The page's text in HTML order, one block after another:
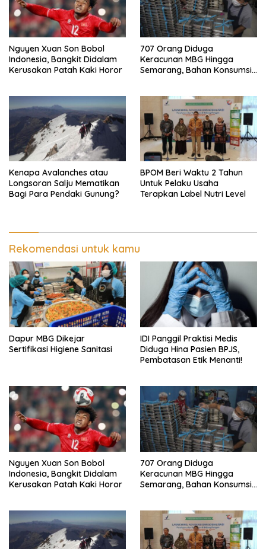
Nguyen Xuan Son Bobol
Indonesia, Bangkit Didalam
Kerusakan Patah Kaki Horor
707 Orang Diduga
Keracunan MBG Hingga
Semarang, Bahan Konsumsi
Kenapa Avalanches atau
Longsoran Salju Mematikan
Bagi Para Pendaki Gunung?
BPOM Beri Waktu 2 Tahun
Untuk Pelaku Usaha
Terapkan Label Nutri Level
Rekomendasi untuk kamu
Dapur MBG Dikejar
Sertifikasi Higiene Sanitasi
IDI Panggil Praktisi Medis
Diduga Hina Pasien BPJS,
Pembatasan Etik Menanti!
Nguyen Xuan Son Bobol
Indonesia, Bangkit Didalam
Kerusakan Patah Kaki Horor
707 Orang Diduga
Keracunan MBG Hingga
Semarang, Bahan Konsumsi